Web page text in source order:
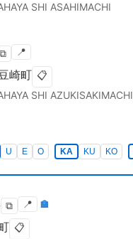
SHI ASAHIMACHI
⧉ 📍
崎町 📋
SHI AZUKISAKIMACHI
U E O KA KU KO
⧉ 📍 🏣
📋